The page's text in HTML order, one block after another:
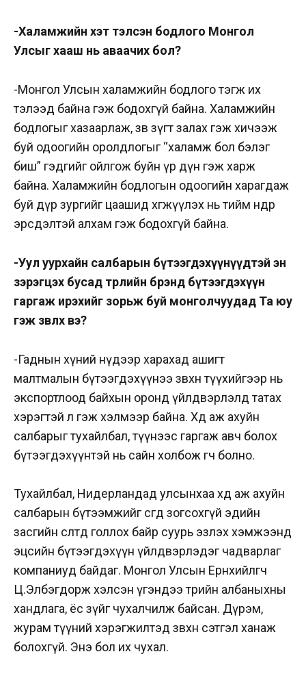
-Халамжийн хэт тэлсэн бодлого Монгол
Улсыг хааш нь аваачих бол?
-Монгол Улсын халамжийн бодлого тэгж их
тэлээд байна гэж бодохгүй байна. Халамжийн
бодлогыг хазаарлаж, зөв зүгт залах гэж хичээж
буй одоогийн оролдлогыг “халамж бол бэлэг
биш” гэдгийг ойлгож буйн үр дүн гэж харж
байна. Халамжийн бодлогын одоогийн харагдаж
буй дүр зургийг цаашид хөгжүүлэх нь тийм өндөр
эрсдэлтэй алхам гэж бодохгүй байна.
-Уул уурхайн салбарын бүтээгдэхүүнүүдтэй эн
зэрэгцэх бусад төрлийн брэнд бүтээгдэхүүн
гаргаж ирэхийг зорьж буй монголчуудад Та юу
гэж зөвлөх вэ?
-Гаднын хүний нүдээр харахад ашигт
малтмалын бүтээгдэхүүнээ зөвхөн түүхийгээр нь
экспортлоод байхын оронд үйлдвэрлэлд татах
хэрэгтэй л гэж хэлмээр байна. Хөдөө аж ахуйн
салбарыг тухайлбал, түүнээс гаргаж авч болох
бүтээгдэхүүнтэй нь сайн холбож өгч болно.
Тухайлбал, Нидерландад улсынхаа хөдөө аж ахуйн
салбарын бүтээмжийг өсгөөд зогсохгүй эдийн
засгийн өсөлтөд голлох байр суурь эзлэх хэмжээнд
эцсийн бүтээгдэхүүн үйлдвэрлэдэг чадварлаг
компаниуд байдаг. Монгол Улсын Ерөнхийлөгч
Ц.Элбэгдорж хэлсэн үгэндээ төрийн албаныхны
хандлага, ёс зүйг чухалчилж байсан. Дүрэм,
журам түүний хэрэгжилтэд зөвхөн сэтгэл ханаж
болохгүй. Энэ бол их чухал.